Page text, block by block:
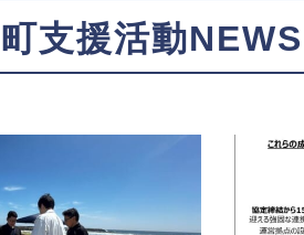
支援活動NEWS